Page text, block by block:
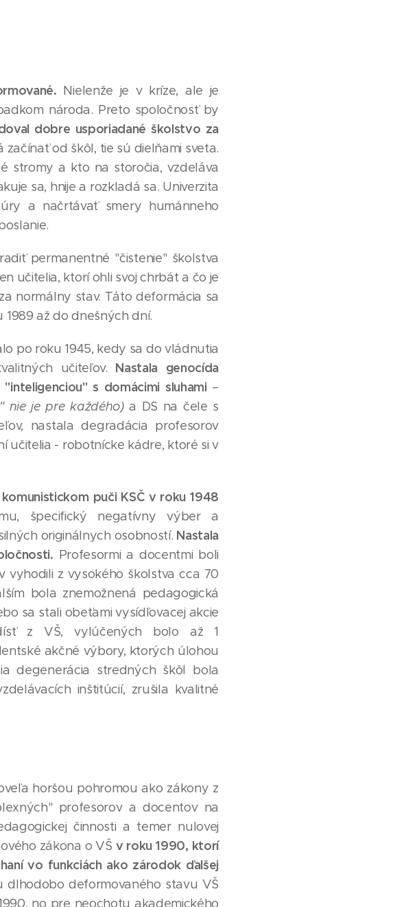
Nielenže je v kríze, ale je
národa. Preto spoločnosť by
dobre usporiadané školstvo za
od škôl, tie sú dielňami sveta.
stromy a kto na storočia, vzdeláva
sa, hnije a rozkladá sa. Univerzita
a načrtávať smery humánneho
permanentné "čistenie" školstva
učitelia, ktorí ohli svoj chrbát a čo je
normálny stav. Táto deformácia sa
až do dnešných dní.
po roku 1945, kedy sa do vládnutia
učiteľov. Nastala genocída
s domácimi sluhami–
nie je pre každého)a DS na čele s
nastala degradácia profesorov
učitelia - robotnícke kádre, ktoré si v
puči KSČ v roku 1948
špecifický negatívny výber a
originálnych osobností. Nastala
Profesormi a docentmi boli
vyhodili z vysokého školstva cca 70
bola znemožnená pedagogická
sa stali obeťami vysídľovacej akcie
z VŠ, vylúčených bolo až 1
akčné výbory, ktorých úlohou
degenerácia stredných škôl bola
inštitúcií, zrušila kvalitné
horšou pohromou ako zákony z
profesorov a docentov na
činnosti a temer nulovej
zákona o VŠ v roku 1990, ktorí
vo funkciách ako zárodok ďalšej
dlhodobo deformovaného stavu VŠ
no pre neochotu akademického